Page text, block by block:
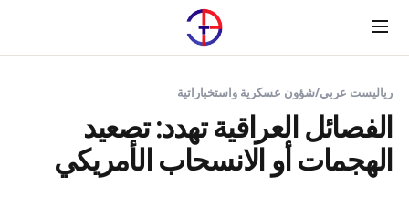
Menu
رياليست عربي/شؤون عسكرية واستخباراتية
الفصائل العراقية تهدد: تصعيد
الهجمات أو الانسحاب الأمريكي